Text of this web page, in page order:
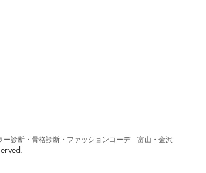
ー診断・骨格診断・ファッションコーデ 富山・金沢